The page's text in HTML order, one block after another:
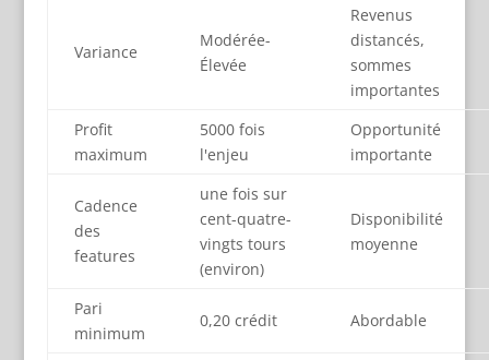
Variance
Modérée-
Élevée
Revenus
distancés,
sommes
importantes
Profit
maximum
5000 fois
l'enjeu
Opportunité
importante
Cadence
des
features
une fois sur
cent-quatre-
vingts tours
(environ)
Disponibilité
moyenne
Pari
minimum
0,20 crédit Abordable